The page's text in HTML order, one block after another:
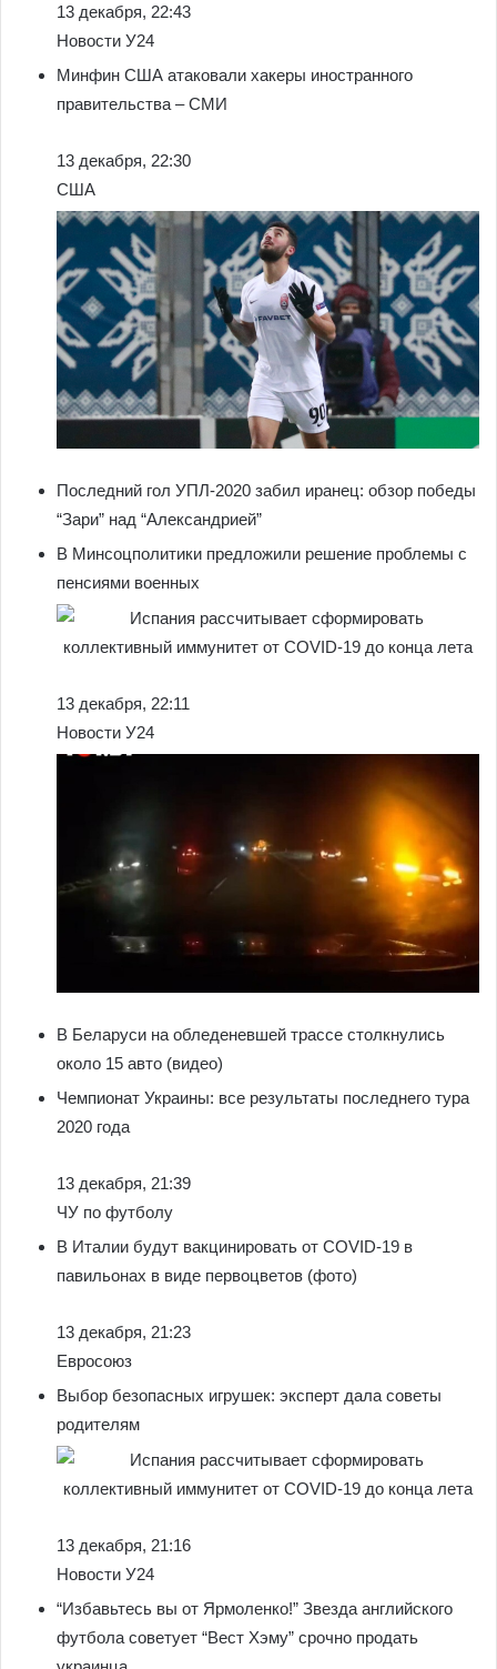
13 декабря, 22:43
Новости У24
Минфин США атаковали хакеры иностранного
правительства – СМИ
13 декабря, 22:30
США
Последний гол УПЛ-2020 забил иранец: обзор победы
“Зари” над “Александрией”
В Минсоцполитики предложили решение проблемы с
пенсиями военных
13 декабря, 22:11
Новости У24
В Беларуси на обледеневшей трассе столкнулись
около 15 авто (видео)
Чемпионат Украины: все результаты последнего тура
2020 года
13 декабря, 21:39
ЧУ по футболу
В Италии будут вакцинировать от COVID-19 в
павильонах в виде первоцветов (фото)
13 декабря, 21:23
Евросоюз
Выбор безопасных игрушек: эксперт дала советы
родителям
13 декабря, 21:16
Новости У24
“Избавьтесь вы от Ярмоленко!” Звезда английского
футбола советует “Вест Хэму” срочно продать